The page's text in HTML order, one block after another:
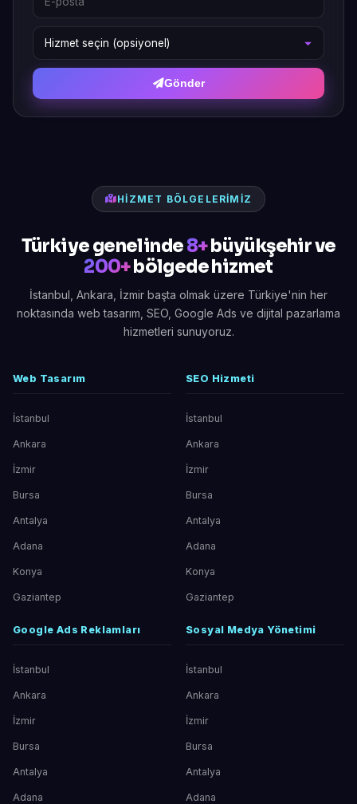
Gönder
HIZMET BÖLGELERIMIZ
Türkiye genelinde8+büyükşehir ve
200+bölgede hizmet
İstanbul, Ankara, İzmir başta olmak üzere Türkiye'nin her
noktasında web tasarım, SEO, Google Ads ve dijital pazarlama
hizmetleri sunuyoruz.
Web Tasarım
İstanbul
Ankara
İzmir
Bursa
Antalya
Adana
Konya
Gaziantep
SEO Hizmeti
İstanbul
Ankara
İzmir
Bursa
Antalya
Adana
Konya
Gaziantep
Google Ads Reklamları
İstanbul
Ankara
İzmir
Bursa
Antalya
Adana
Sosyal Medya Yönetimi
İstanbul
Ankara
İzmir
Bursa
Antalya
Adana